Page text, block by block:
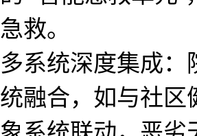
急救。
多系统深度集成
统融合，如与社